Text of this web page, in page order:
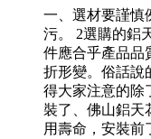
一、選材要謹慎
污。 2選購的鋁
件應合乎產品品
折形變。俗話說
得大家注意的除
裝了、佛山鋁天
用壽命，安裝前